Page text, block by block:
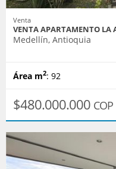
Venta
VENTA APARTAMENTO LA
Medellín, Antioquia
Área m2: 92
$480.000.000 COP